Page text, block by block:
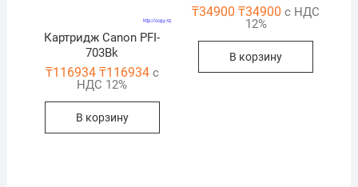
Картридж Canon PFI-
703Bk
₸116934 ₸116934с
НДС 12%
В корзину
₸34900 ₸34900 с НДС
12%
В корзину